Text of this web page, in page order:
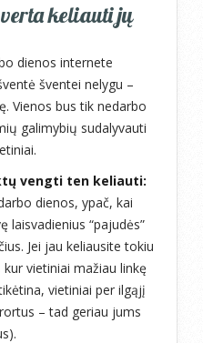
keliauti jų
dienos internete
šventei nelygu –
Vienos bus tik nedarbo
galimybių sudalyvauti
vengti ten keliauti:
dienos, ypač, kai
laisvadienius “pajudės”
Jei jau keliausite tokiu
vietiniai mažiau linkę
vietiniai per ilgąjį
– tad geriau jums